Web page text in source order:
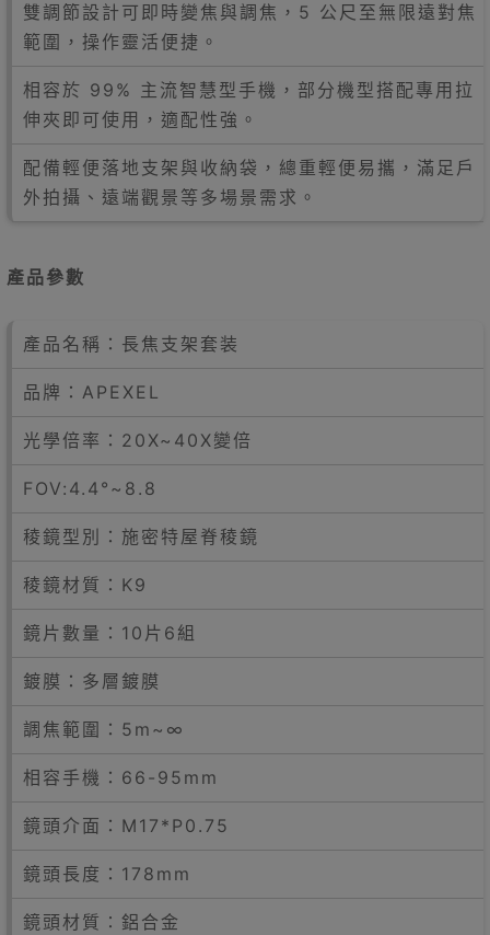
雙調節設計可即時變焦與調焦，5 公尺至無限遠對焦
範圍，操作靈活便捷。
相容於 99% 主流智慧型手機，部分機型搭配專用拉
伸夾即可使用，適配性強。
配備輕便落地支架與收納袋，總重輕便易攜，滿足戶
外拍攝、遠端觀景等多場景需求。
產品參數
產品名稱：長焦支架套装
品牌：APEXEL
光學倍率：20X~40X變倍
FOV:4.4°~8.8
稜鏡型別：施密特屋脊稜鏡
稜鏡材質：K9
鏡片數量：10片6組
鍍膜：多層鍍膜
調焦範圍：5m~∞
相容手機：66-95mm
鏡頭介面：M17*P0.75
鏡頭長度：178mm
鏡頭材質∶鋁合金